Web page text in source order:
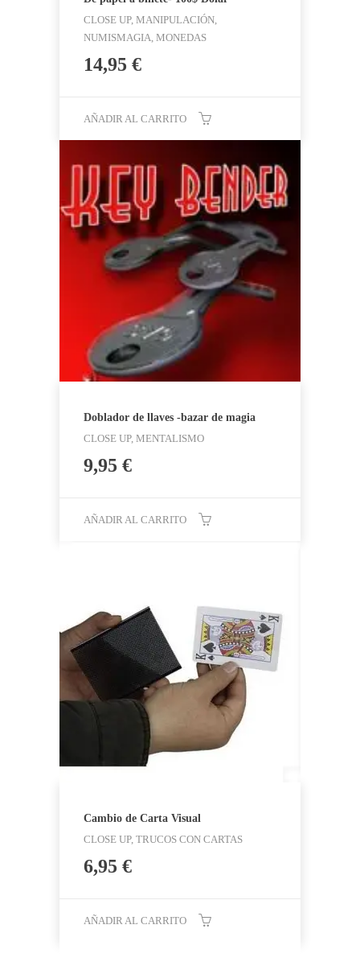
CLOSE UP, MANIPULACIÓN,
NUMISMAGIA, MONEDAS
14,95 €
AÑADIR AL CARRITO
Doblador de llaves -bazar de magia
CLOSE UP, MENTALISMO
9,95 €
AÑADIR AL CARRITO
Cambio de Carta Visual
CLOSE UP, TRUCOS CON CARTAS
6,95 €
AÑADIR AL CARRITO